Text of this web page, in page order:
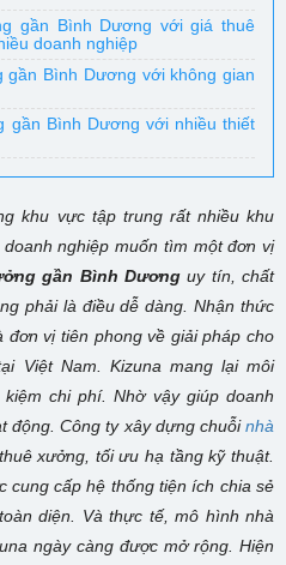
gần Bình Dương với giá thuê
doanh nghiệp
gần Bình Dương với không gian
gần Bình Dương với nhiều thiết
khu vực tập trung rất nhiều khu
nghiệp muốn tìm một đơn vị
gần Bình Dương uy tín, chất
phải là điều dễ dàng. Nhận thức
vị tiên phong về giải pháp cho
Việt Nam. Kizuna mang lại môi
chi phí. Nhờ vậy giúp doanh
động. Công ty xây dựng chuỗinhà
xưởng, tối ưu hạ tầng kỹ thuật.
cung cấp hệ thống tiện ích chia sẻ
diện. Và thực tế, mô hình nhà
ngày càng được mở rộng. Hiện